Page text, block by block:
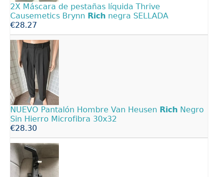
2X Máscara de pestañas líquida Thrive
Causemetics Brynn Rich negra SELLADA
€28.27
NUEVO Pantalón Hombre Van Heusen Rich Negro
Sin Hierro Microfibra 30x32
€28.30